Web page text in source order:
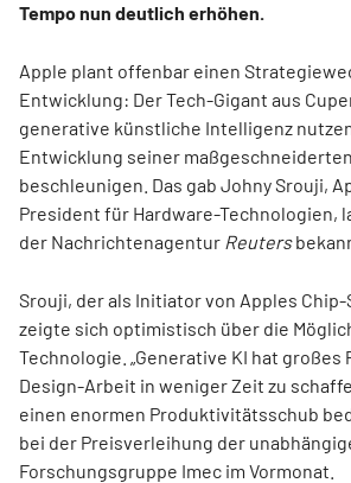
Tempo nun deutlich erhöhen.
Apple plant offenbar einen
Entwicklung: Der Tech-Gigant aus
generative künstliche Intelligenz
Entwicklung seiner
beschleunigen. Das gab Johny Srouji,
President für Hardware-Technologien,
der Nachrichtenagentur Reuters
Srouji, der als Initiator von Apples
zeigte sich optimistisch über die
Technologie. „Generative KI hat großes
Design-Arbeit in weniger Zeit zu
einen enormen Produktivitätsschub
bei der Preisverleihung der
Forschungsgruppe Imec im Vormonat.